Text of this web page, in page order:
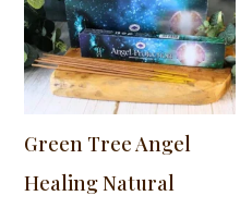
Green Tree Angel
Healing Natural